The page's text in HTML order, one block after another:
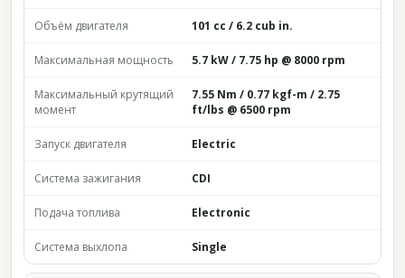
Объём двигателя 101 cc / 6.2 cub in.
Максимальная мощность 5.7 kW / 7.75 hp @ 8000 rpm
Максимальный крутящий
момент
7.55 Nm / 0.77 kgf-m / 2.75
ft/lbs @ 6500 rpm
Запуск двигателя Electric
Система зажигания CDI
Подача топлива Electronic
Система выхлопа Single